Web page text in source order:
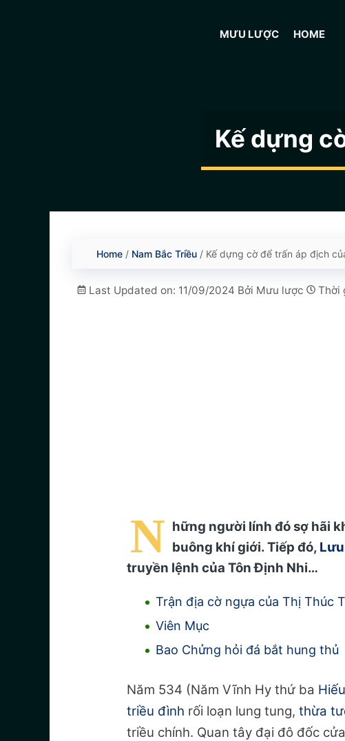
MƯU LƯỢC HOME
Kế dựng
Home / Nam Bắc Triều / Kế dựng cờ để trấn áp địch
Last Updated on: 11/09/2024 Bởi Mưu lược Thời
N hững người lính đó sợ hãi
buông khí giới. Tiếp đó,
truyền lệnh của Tôn Định Nhi…
Trận địa cờ ngựa của Thị Thúc
Viên Mục
Bao Chửng hỏi đá bắt hung thủ
Năm 534 (Năm Vĩnh Hy thứ ba
triều đình rối loạn lung tung, thừa
triều chính. Quan tây đại đô đốc